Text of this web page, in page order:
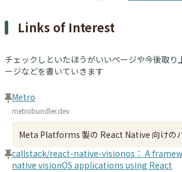
Links of Interest
チェックしといたほうがいいページや今後取り
ージなどを書いていきます
Metro
metrobundler.dev
Meta Platforms 製の React Native 向けの
callstack/react-native-visionos： A
native visionOS applications using React